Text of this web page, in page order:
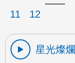
11
12
星光燦爛